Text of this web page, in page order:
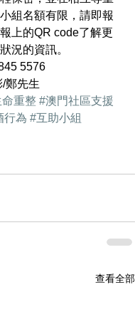
組名額有限，請即報
上的QR code了解更
況的資訊。
5576
/鄭先生
重整 #澳門社區支援
行為 #互助小組
查看全部